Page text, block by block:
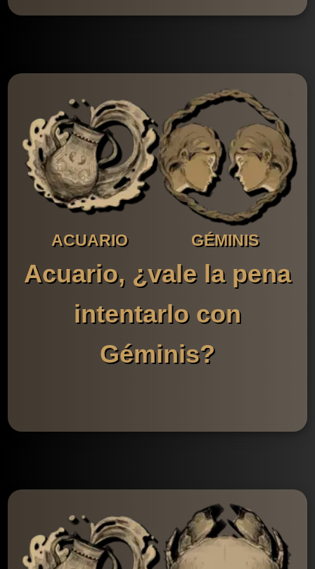
ACUARIO GÉMINIS
Acuario, ¿vale la pena
intentarlo con
Géminis?